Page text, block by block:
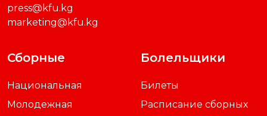
press@kfu.kg
marketing@kfu.kg
Сборные
Национальная
Молодежная
Болельщики
Билеты
Расписание сборных